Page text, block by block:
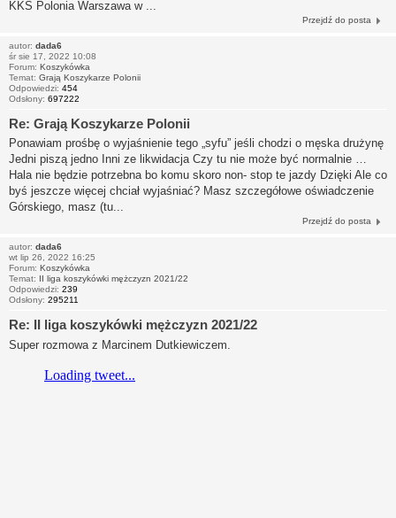
KKS Polonia Warszawa w ...
Przejdź do posta
autor: dada6
śr sie 17, 2022 10:08
Forum: Koszykówka
Temat: Grają Koszykarze Polonii
Odpowiedzi: 454
Odsłony: 697222
Re: Grają Koszykarze Polonii
Ponawiam prośbę o wyjaśnienie tego „syfu” jeśli chodzi o męska drużynę
Jedni piszą jedno Inni ze likwidacja Czy tu nie może być normalnie …
Hala nie będzie potrzebna bo komu skoro non- stop te jazdy Dzięki Ale co
byś jeszcze więcej chciał wyjaśniać? Masz szczegółowe oświadczenie
Górskiego, masz (tu...
Przejdź do posta
autor: dada6
wt lip 26, 2022 16:25
Forum: Koszykówka
Temat: II liga koszykówki mężczyzn 2021/22
Odpowiedzi: 239
Odsłony: 295211
Re: II liga koszykówki mężczyzn 2021/22
Super rozmowa z Marcinem Dutkiewiczem.